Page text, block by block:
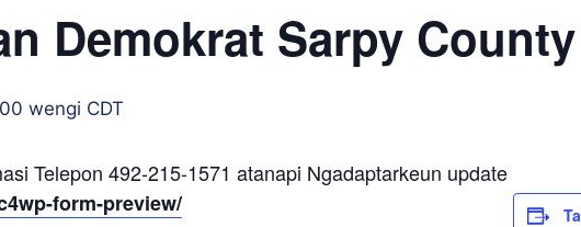
Demokrat Sarpy County
wengi CDT
Telepon 492-215-1571 atanapi Ngadaptarkeun update
form-preview/